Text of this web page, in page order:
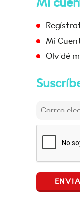
Mi
Mi
Olvidé